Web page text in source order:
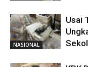
NASIONAL
Usai